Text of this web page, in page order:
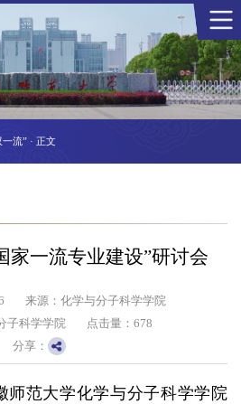
一流” · 正文
家一流专业建设”研讨会
来源：化学与分子科学学院
子科学学院
点击量： 678
分享：
师范大学化学与分子科学学院